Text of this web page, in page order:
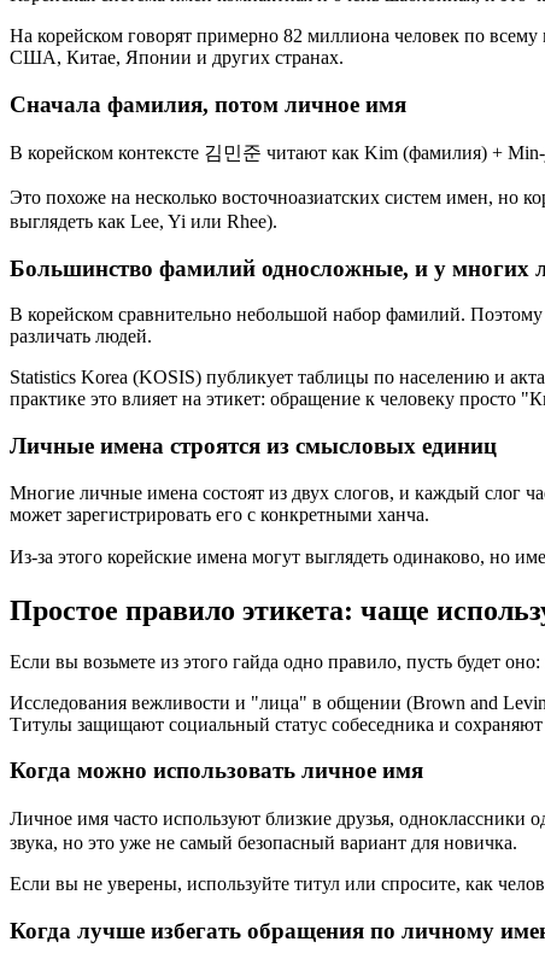
На корейском говорят примерно 82 миллиона человек по
США, Китае, Японии и других странах.
Сначала фамилия, потом личное имя
В корейском контексте 김민준 читают как Kim (фамилия) +
Это похоже на несколько восточноазиатских систем имен, но
выглядеть как Lee, Yi или Rhee).
Большинство фамилий односложные, и у многих
В корейском сравнительно небольшой набор фамилий.
различать людей.
Statistics Korea (KOSIS) публикует таблицы по населению и
практике это влияет на этикет: обращение к человеку просто
Личные имена строятся из смысловых единиц
Многие личные имена состоят из двух слогов, и каждый слог
может зарегистрировать его с конкретными ханча.
Из-за этого корейские имена могут выглядеть одинаково, но
Простое правило этикета: чаще
Если вы возьмете из этого гайда одно правило, пусть будет
Исследования вежливости и "лица" в общении (Brown and
Титулы защищают социальный статус собеседника и
Когда можно использовать личное имя
Личное имя часто используют близкие друзья,
звука, но это уже не самый безопасный вариант для новичка.
Если вы не уверены, используйте титул или спросите, как
Когда лучше избегать обращения по личному